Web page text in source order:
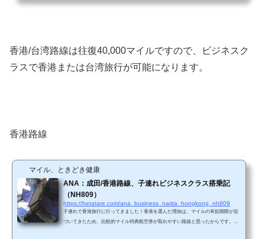
ッキがある2階建てのジャンボジェットです。ビジネスクラスは、メインデッキ（1
香港/台湾路線は往復40,000マイルですので、ビジネスク
ラスで香港または台湾旅行が可能になります。
香港路線
マイル、ときどき健康
ANA：成田/香港路線、子連れビジネスクラス搭乗記
（NH809）
https://hetatare.com/ana_business_narita_hongkong_nh809
子連れで香港旅行に行ってきました！香港を選んだ理由は、マイルの有効期限が近
づいてきたため、比較的マイル特典航空券が取れやすい路線と思ったからです。ち